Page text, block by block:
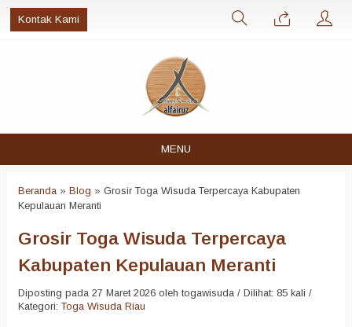
Kontak Kami
MENU
Beranda » Blog » Grosir Toga Wisuda Terpercaya Kabupaten
Kepulauan Meranti
Grosir Toga Wisuda Terpercaya
Kabupaten Kepulauan Meranti
Diposting pada 27 Maret 2026 oleh togawisuda / Dilihat: 85 kali /
Kategori:Toga Wisuda Riau